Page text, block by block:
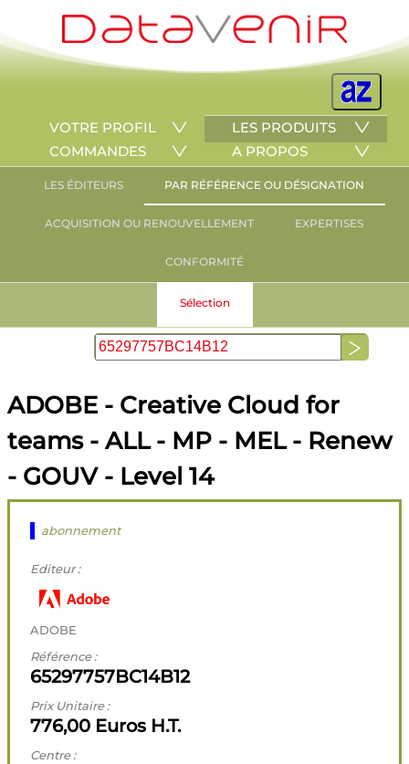
VOTRE PROFIL
LES PRODUITS
COMMANDES
A PROPOS
LES ÉDITEURS PAR RÉFÉRENCE OU DÉSIGNATION
ACQUISITION OU RENOUVELLEMENT EXPERTISES
CONFORMITÉ
Sélection
ADOBE - Creative Cloud for
teams - ALL - MP - MEL - Renew
- GOUV - Level 14
abonnement
Editeur :
ADOBE
Référence :
65297757BC14B12
Prix Unitaire :
776,00 Euros H.T.
Centre :